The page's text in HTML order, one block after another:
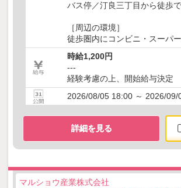
バス停／汀良三丁目から徒歩
［周辺の環境］
徒歩圏内にコンビニ・スーパ
時給1,200円
---
経験考慮の上、開始給与決定
2026/08/05 18:00 ～ 2026/09/
詳細を見る
マルショウ産業株式会社